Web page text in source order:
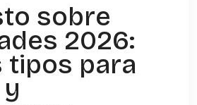
sobre
2026:
tipos para